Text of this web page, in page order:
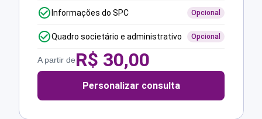
Informações do SPC Opcional
Quadro societário e administrativo Opcional
A partir deR$ 30,00
Personalizar consulta